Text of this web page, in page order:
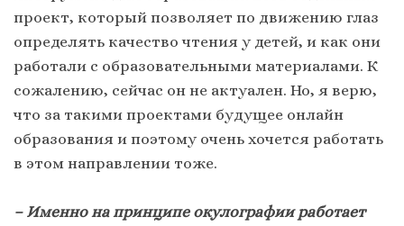
проект, который позволяет по движению глаз
определять качество чтения у детей, и как они
работали с образовательными материалами. К
сожалению, сейчас он не актуален. Но, я верю,
что за такими проектами будущее онлайн
образования и поэтому очень хочется работать
в этом направлении тоже.
– Именно на принципе окулографии работает